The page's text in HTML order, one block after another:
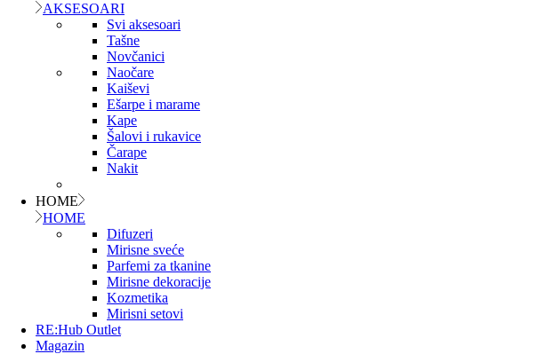
AKSESOARI
Svi aksesoari
Tašne
Novčanici
Naočare
Kaiševi
Ešarpe i marame
Kape
Šalovi i rukavice
Čarape
Nakit
HOME
HOME
Difuzeri
Mirisne sveće
Parfemi za tkanine
Mirisne dekoracije
Kozmetika
Mirisni setovi
RE:Hub Outlet
Magazin